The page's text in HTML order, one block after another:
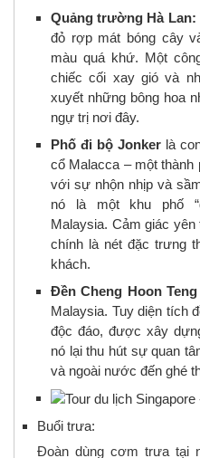
Quảng trường Hà Lan:
đỏ rợp mát bóng cây
màu quá khứ. Một
chiếc cối xay gió và
xuyết những bông hoa
ngự trị nơi đây.
Phố đi bộ Jonkerlà
cổ Malacca – một thành
với sự nhộn nhịp và
nó là một khu phố
Malaysia. Cảm giác
chính là nét đặc trưng
khách.
Đền Cheng Hoon Teng
Malaysia. Tuy diện tích
độc đáo, được xây
nó lại thu hút sự quan
và ngoài nước đến ghé
Buổi trưa:
Đoàn dùng cơm trưa tại